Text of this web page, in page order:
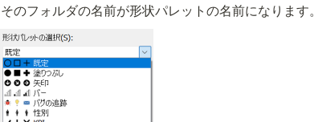
そのフォルダの名前が形状パレットの名前になります。